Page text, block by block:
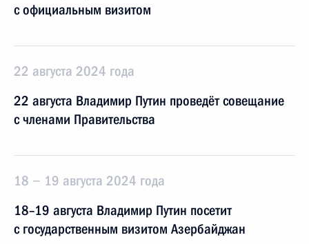
с официальным визитом
22 августа 2024 года
22 августа Владимир Путин проведёт совещание
с членами Правительства
18 − 19 августа 2024 года
18–19 августа Владимир Путин посетит
с государственным визитом Азербайджан